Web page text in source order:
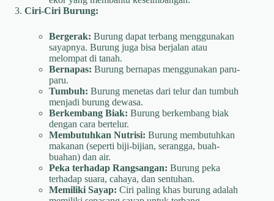
Ciri-Ciri Burung:
Bergerak: Burung dapat terbang menggunakan
sayapnya. Burung juga bisa berjalan atau
melompat di tanah.
Bernapas: Burung bernapas menggunakan paru-
paru.
Tumbuh: Burung menetas dari telur dan tumbuh
menjadi burung dewasa.
Berkembang Biak: Burung berkembang biak
dengan cara bertelur.
Membutuhkan Nutrisi: Burung membutuhkan
makanan (seperti biji-bijian, serangga, buah-
buahan) dan air.
Peka terhadap Rangsangan: Burung peka
terhadap suara, cahaya, dan sentuhan.
Memiliki Sayap: Ciri paling khas burung adalah